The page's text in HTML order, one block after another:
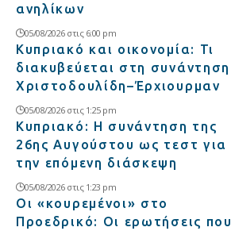
ανηλίκων
05/08/2026 στις 6:00 pm
Κυπριακό και οικονομία: Τι
διακυβεύεται στη συνάντηση
Χριστοδουλίδη–Έρχιουρμαν
05/08/2026 στις 1:25 pm
Κυπριακό: Η συνάντηση της
26ης Αυγούστου ως τεστ για
την επόμενη διάσκεψη
05/08/2026 στις 1:23 pm
Οι «κουρεμένοι» στο
Προεδρικό: Οι ερωτήσεις που